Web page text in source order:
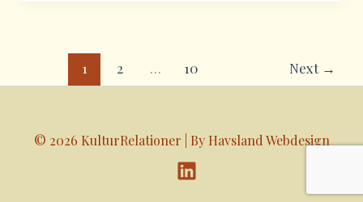
1 2 … 10 Next →
© 2026 KulturRelationer | By Havsland Webdesign